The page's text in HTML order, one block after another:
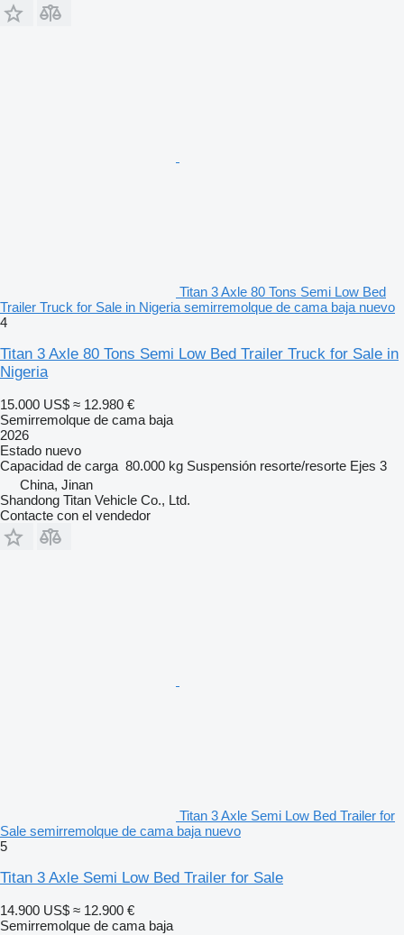
Titan 3 Axle 80 Tons Semi Low Bed
Trailer Truck for Sale in Nigeria semirremolque de cama baja nuevo
4
Titan 3 Axle 80 Tons Semi Low Bed Trailer Truck for Sale in
Nigeria
15.000 US$ ≈ 12.980 €
Semirremolque de cama baja
2026
Estado nuevo
Capacidad de carga 80.000 kg Suspensión resorte/resorte Ejes 3
China, Jinan
Shandong Titan Vehicle Co., Ltd.
Contacte con el vendedor
Titan 3 Axle Semi Low Bed Trailer for
Sale semirremolque de cama baja nuevo
5
Titan 3 Axle Semi Low Bed Trailer for Sale
14.900 US$ ≈ 12.900 €
Semirremolque de cama baja